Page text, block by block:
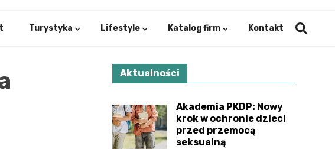
Turystyka Lifestyle Katalog firm Kontakt
Aktualności
Akademia PKDP: Nowy
krok w ochronie dzieci
przed przemocą
seksualną